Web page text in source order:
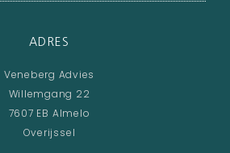
ADRES
Veneberg Advies
Willemgang 22
7607 EB Almelo
Overijssel